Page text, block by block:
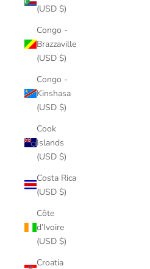
(USD $)
Congo -
Brazzaville
(USD $)
Congo -
Kinshasa
(USD $)
Cook
Islands
(USD $)
Costa Rica
(USD $)
Côte
d’Ivoire
(USD $)
Croatia